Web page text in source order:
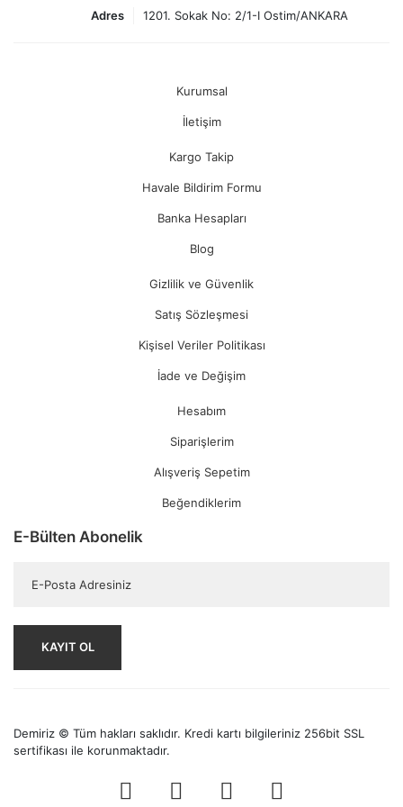
Adres 1201. Sokak No: 2/1-I Ostim/ANKARA
Kurumsal
İletişim
Kargo Takip
Havale Bildirim Formu
Banka Hesapları
Blog
Gizlilik ve Güvenlik
Satış Sözleşmesi
Kişisel Veriler Politikası
İade ve Değişim
Hesabım
Siparişlerim
Alışveriş Sepetim
Beğendiklerim
E-Bülten Abonelik
KAYIT OL
Demiriz © Tüm hakları saklıdır. Kredi kartı bilgileriniz 256bit SSL
sertifikası ile korunmaktadır.